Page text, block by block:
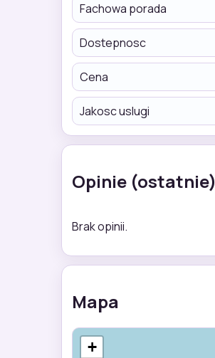
Fachowa porada
Dostepnosc
Cena
Jakosc uslugi
Opinie (ostatnie)
Brak opinii.
Mapa
+